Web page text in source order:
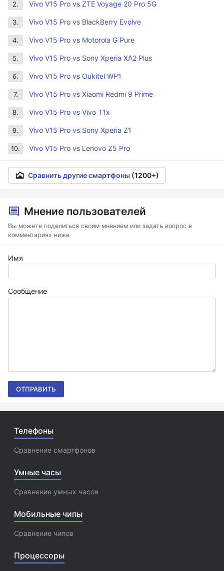
2. Vivo V15 Pro vs ZTE Voyage 20 Pro 5G
3. Vivo V15 Pro vs BlackBerry Evolve
4. Vivo V15 Pro vs Motorola G Pure
5. Vivo V15 Pro vs Sony Xperia XA2 Plus
6. Vivo V15 Pro vs Oukitel WP1
7. Vivo V15 Pro vs Xiaomi Redmi 9 Prime
8. Vivo V15 Pro vs Vivo T1x
9. Vivo V15 Pro vs Sony Xperia Z1
10. Vivo V15 Pro vs Lenovo Z5 Pro
Сравнить другие смартфоны (1200+)
Мнение пользователей
Вы можете поделиться своим мнением или задать вопрос в
комментариях ниже
Имя
Сообщение
ОТПРАВИТЬ
Телефоны
Сравнение смартфонов
Умные часы
Сравнение умных часов
Мобильные чипы
Сравнение чипов
Процессоры